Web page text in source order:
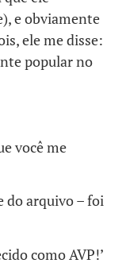
e obviamente
ele me disse:
popular no
você me
do arquivo – foi
como AVP!’